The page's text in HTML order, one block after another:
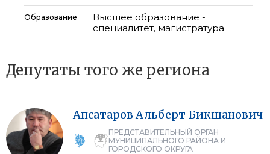
Образование
Высшее образование -
специалитет, магистратура
Депутаты того же региона
Апсатаров Альберт Бикшанович
ПРЕДСТАВИТЕЛЬНЫЙ ОРГАН
МУНИЦИПАЛЬНОГО РАЙОНА И
ГОРОДСКОГО ОКРУГА